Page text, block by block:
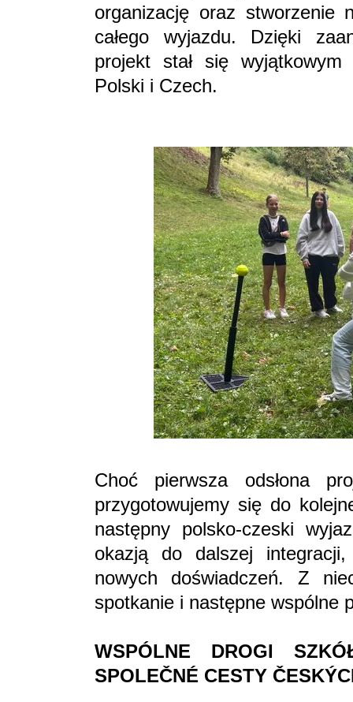
organizację oraz stworzenie
całego wyjazdu. Dzięki
projekt stał się
Polski i Czech.
Choć pierwsza odsłona
przygotowujemy się do
następny polsko-czeski
okazją do dalszej
nowych doświadczeń. Z
spotkanie i następne wspólne
WSPÓLNE DROGI
SPOLEČNÉ CESTY